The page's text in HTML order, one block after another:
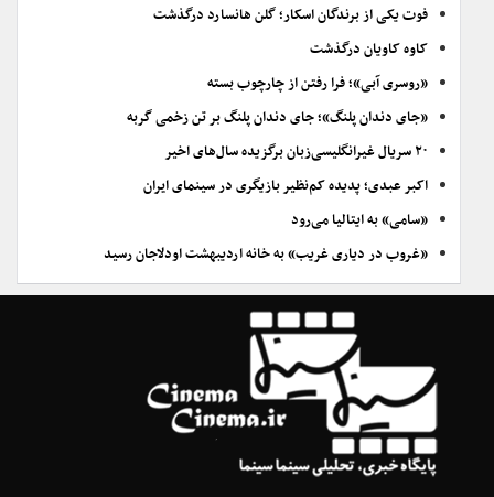
فوت یکی از برندگان اسکار؛ گلن هانسارد درگذشت
کاوه کاویان درگذشت
«روسری آبی»؛ فرا رفتن از چارچوب بسته
«جای دندان پلنگ»؛ جای دندان پلنگ بر تن زخمی گربه
۲۰ سریال غیرانگلیسی‌زبان برگزیده سال‌های اخیر
اکبر عبدی؛ پدیده کم‌نظیر بازیگری در سینمای ایران
«سامی» به ایتالیا می‌رود
«غروب در دیاری غریب» به خانه اردیبهشت اودلاجان رسید